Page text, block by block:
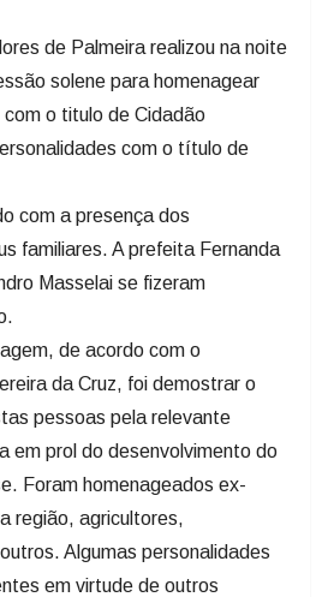
de Palmeira realizou na noite
solene para homenagear
o titulo de Cidadão
com o título de
com a presença dos
familiares. A prefeita Fernanda
Masselai se fizeram
de acordo com o
da Cruz, foi demostrar o
pessoas pela relevante
em prol do desenvolvimento do
Foram homenageados ex-
região, agricultores,
Algumas personalidades
em virtude de outros